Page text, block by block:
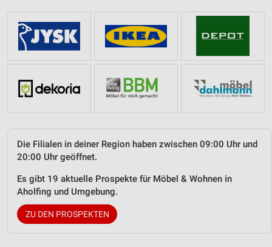
Die Filialen in deiner Region haben zwischen 09:00 Uhr und
20:00 Uhr geöffnet.
Es gibt 19 aktuelle Prospekte für Möbel & Wohnen in
Aholfing und Umgebung.
ZU DEN PROSPEKTEN